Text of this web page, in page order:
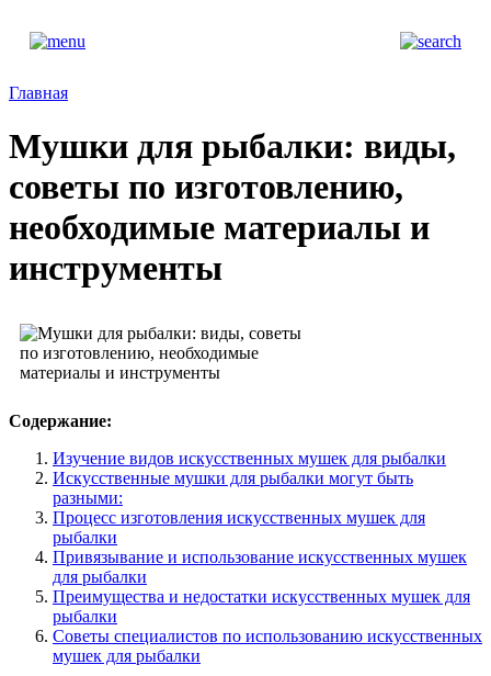
Главная
Мушки для рыбалки: виды,
советы по изготовлению,
необходимые материалы и
инструменты
Содержание:
Изучение видов искусственных мушек для рыбалки
Искусственные мушки для рыбалки могут быть
разными:
Процесс изготовления искусственных мушек для
рыбалки
Привязывание и использование искусственных мушек
для рыбалки
Преимущества и недостатки искусственных мушек для
рыбалки
Советы специалистов по использованию искусственных
мушек для рыбалки